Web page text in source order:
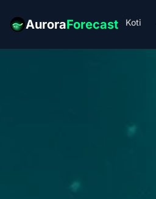
AuroraForecast Koti